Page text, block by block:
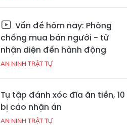
Vấn đề hôm nay: Phòng
chống mua bán người - từ
nhận diện đến hành động
AN NINH TRẬT TỰ
Tụ tập đánh xóc đĩa ăn tiền, 10
bị cáo nhận án
AN NINH TRẬT TỰ